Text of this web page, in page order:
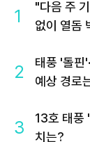
1
"다음 주
없이 열돔
2
태풍 '돌핀
예상 경로
3
13호 태풍
치는?